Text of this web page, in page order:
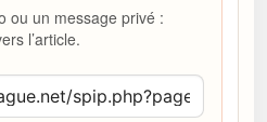
ou un message privé :
l’article.